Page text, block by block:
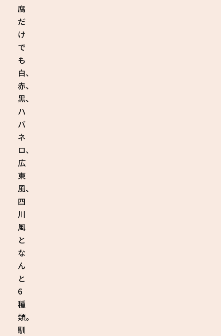
腐
だ
け
で
も
白、
赤、
黒、
ハ
バ
ネ
ロ、
広
東
風、
四
川
風
と
な
ん
と
6
種
類。
馴